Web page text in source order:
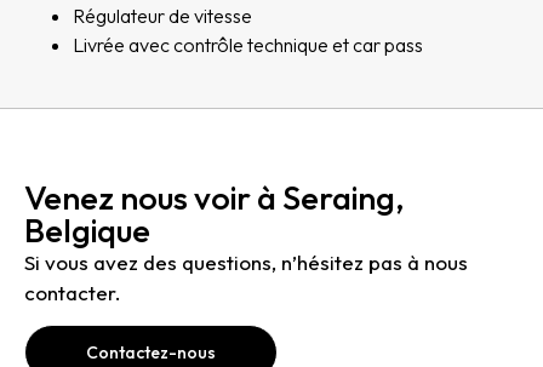
Régulateur de vitesse
Livrée avec contrôle technique et car pass
Venez nous voir à Seraing,
Belgique
Si vous avez des questions, n’hésitez pas à nous
contacter.
Contactez-nous